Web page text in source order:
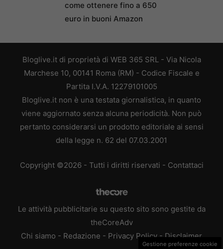
come ottenere fino a 650
euro in buoni Amazon
Bloglive.it di proprietà di WEB 365 SRL - Via Nicola
Marchese 10, 00141 Roma (RM) - Codice Fiscale e
Partita I.V.A. 12279101005
Bloglive.it non è una testata giornalistica, in quanto
viene aggiornato senza alcuna periodicità. Non può
pertanto considerarsi un prodotto editoriale ai sensi
della legge n. 62 del 07.03.2001
Copyright ©2026 - Tutti i diritti riservati - Contattaci
Le attività pubblicitarie su questo sito sono gestite da
theCoreAdv
Chi siamo - Redazione - Privacy Policy - Disclaimer
Gestione preferenze cookie